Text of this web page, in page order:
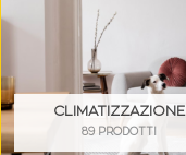
CLIMATIZZAZIONE
89 PRODOTTI